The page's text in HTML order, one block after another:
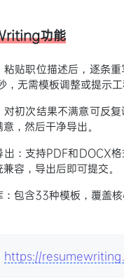
功能
粘贴职位描述后，逐条
，无需模板调整或提示工
对初次结果不满意可反
，然后干净导出。
出：支持PDF和DOCX
容，导出后即可提交。
：包含33种模板，覆盖
https://